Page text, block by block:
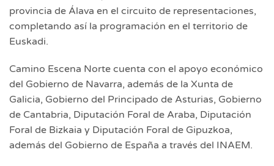
provincia de Álava en el circuito de representaciones,
completando así la programación en el territorio de
Euskadi.
Camino Escena Norte cuenta con el apoyo económico
del Gobierno de Navarra, además de la Xunta de
Galicia, Gobierno del Principado de Asturias, Gobierno
de Cantabria, Diputación Foral de Araba, Diputación
Foral de Bizkaia y Diputación Foral de Gipuzkoa,
además del Gobierno de España a través del INAEM.